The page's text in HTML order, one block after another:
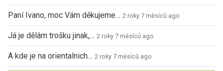
Paní Ivano, moc Vám děkujeme… 2 roky 7 měsíců ago
Já je dělám trošku jinak,… 2 roky 7 měsíců ago
A kde je na orientalnich… 2 roky 7 měsíců ago